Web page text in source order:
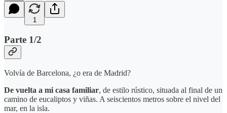
1
Parte 1/2
Volvía de Barcelona, ¿o era de Madrid?
De vuelta a mi casa familiar, de estilo rústico, situada al final de un
camino de eucaliptos y viñas. A seiscientos metros sobre el nivel del
mar, en la isla.